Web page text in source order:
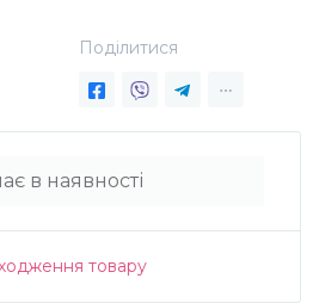
Поділитися
в наявності
товару